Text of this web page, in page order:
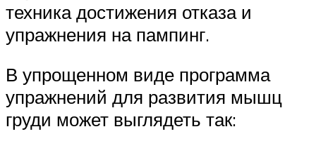
техника достижения отказа и
упражнения на пампинг.
В упрощенном виде программа
упражнений для развития мышц
груди может выглядеть так: